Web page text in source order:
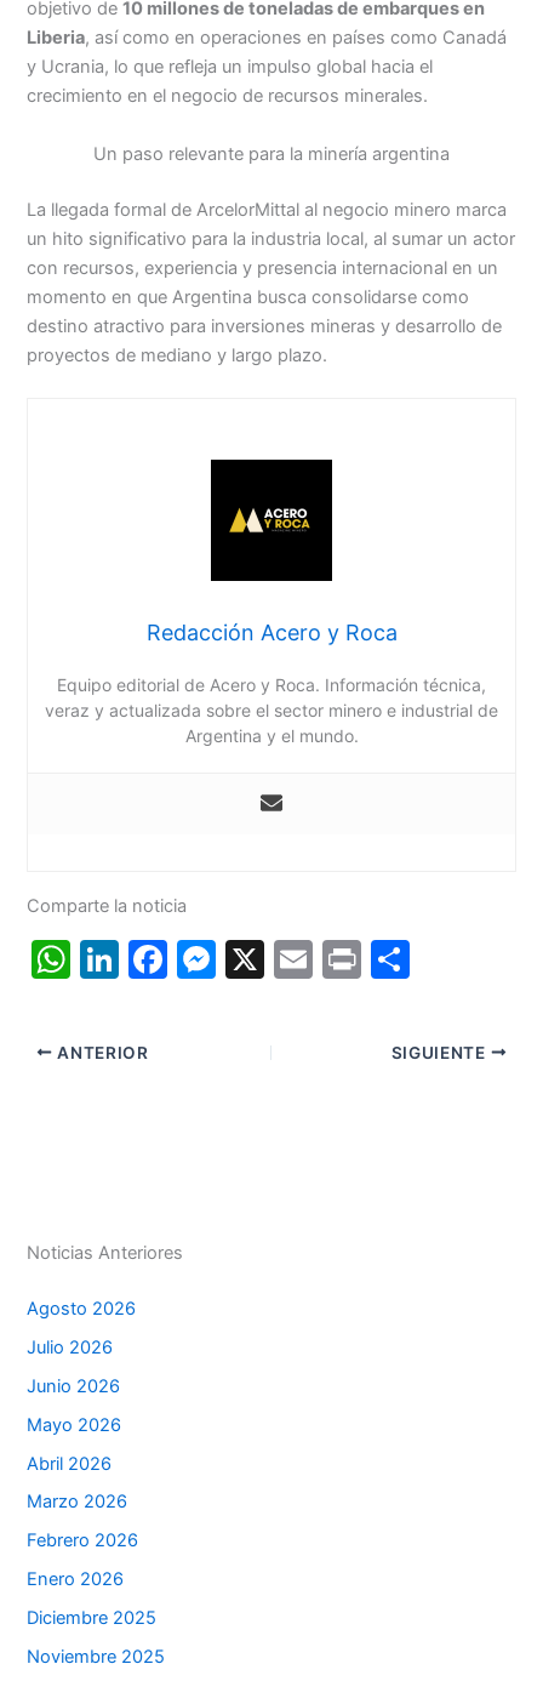
objetivo de10 millones de toneladas de embarques en
Liberia, así como en operaciones en países como Canadá
y Ucrania, lo que refleja un impulso global hacia el
crecimiento en el negocio de recursos minerales.
Un paso relevante para la minería argentina
La llegada formal de ArcelorMittal al negocio minero marca
un hito significativo para la industria local, al sumar un actor
con recursos, experiencia y presencia internacional en un
momento en que Argentina busca consolidarse como
destino atractivo para inversiones mineras y desarrollo de
proyectos de mediano y largo plazo.
Redacción Acero y Roca
Equipo editorial de Acero y Roca. Información técnica,
veraz y actualizada sobre el sector minero e industrial de
Argentina y el mundo.
Comparte la noticia
W
at
s
Li
k
e
F
M X
E
Pr
m
p
ANTERIOR SIGUIENTE
Noticias Anteriores
Agosto 2026
Julio 2026
Junio 2026
Mayo 2026
Abril 2026
Marzo 2026
Febrero 2026
Enero 2026
Diciembre 2025
Noviembre 2025